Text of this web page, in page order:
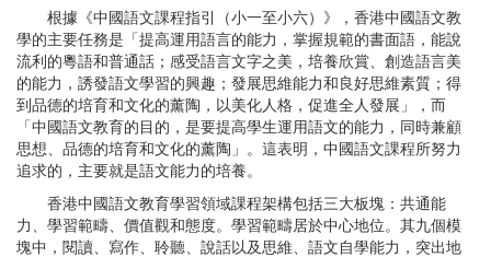
根據《中國語文課程指引（小一至小六）》，香港中國語文教
學的主要任務是「提高運用語言的能力，掌握規範的書面語，能說
流利的粵語和普通話；感受語言文字之美，培養欣賞、創造語言美
的能力，誘發語文學習的興趣；發展思維能力和良好思維素質；得
到品德的培育和文化的薰陶，以美化人格，促進全人發展」，而
「中國語文教育的目的，是要提高學生運用語文的能力，同時兼顧
思想、品德的培育和文化的薰陶」。這表明，中國語文課程所努力
追求的，主要就是語文能力的培養。
香港中國語文教育學習領域課程架構包括三大板塊：共通能
力、學習範疇、價值觀和態度。學習範疇居於中心地位。其九個模
塊中，閱讀、寫作、聆聽、說話以及思維、語文自學能力，突出地